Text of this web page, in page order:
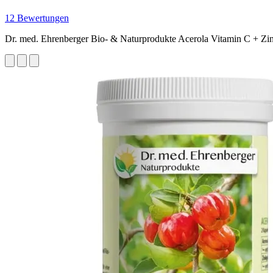
12 Bewertungen
Dr. med. Ehrenberger Bio- & Naturprodukte Acerola Vitamin C +